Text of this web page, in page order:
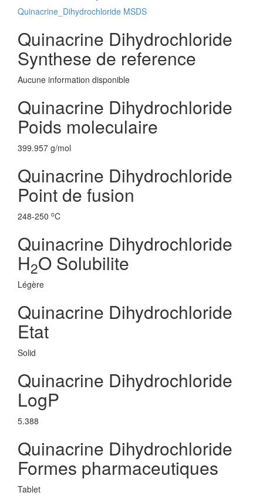
Quinacrine_Dihydrochloride MSDS
Quinacrine Dihydrochloride
Synthese de reference
Aucune information disponible
Quinacrine Dihydrochloride
Poids moleculaire
399.957 g/mol
Quinacrine Dihydrochloride
Point de fusion
248-250 oC
Quinacrine Dihydrochloride
H2O Solubilite
Légère
Quinacrine Dihydrochloride
Etat
Solid
Quinacrine Dihydrochloride
LogP
5.388
Quinacrine Dihydrochloride
Formes pharmaceutiques
Tablet